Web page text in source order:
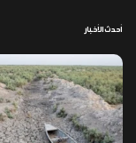
أحدث الأخبار